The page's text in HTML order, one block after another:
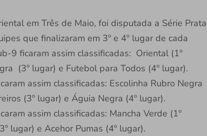
em Três de Maio, foi disputada a Série Prata
que finalizaram em 3º e 4º lugar de cada
9 ficaram assim classificadas: Oriental (1º
(3º lugar) e Futebol para Todos (4º lugar).
assim classificadas: Escolinha Rubro Negra
(3º lugar) e Águia Negra (4º lugar).
assim classificadas: Mancha Verde (1º
lugar) e Acehor Pumas (4º lugar).